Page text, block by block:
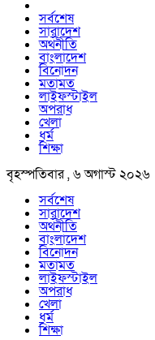
সর্বশেষ
সারাদেশ
অর্থনীতি
বাংলাদেশ
বিনোদন
মতামত
লাইফস্টাইল
অপরাধ
খেলা
ধর্ম
শিক্ষা
বৃহস্পতিবার , ৬ অগাস্ট ২০২৬
সর্বশেষ
সারাদেশ
অর্থনীতি
বাংলাদেশ
বিনোদন
মতামত
লাইফস্টাইল
অপরাধ
খেলা
ধর্ম
শিক্ষা